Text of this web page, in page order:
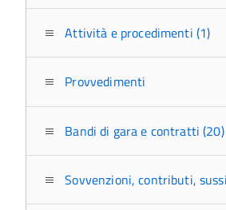
Attività e procedimenti (1)
Provvedimenti
Bandi di gara e contratti (20)
Sovvenzioni, contributi,